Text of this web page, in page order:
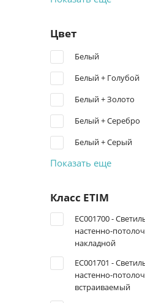
Цвет
Белый
Белый + Голубой
Белый + Золото
Белый + Серебро
Белый + Серый
Показать еще
Класс ETIM
EC001700 -
настенно-
накладной
EC001701 -
настенно-
встраиваемый